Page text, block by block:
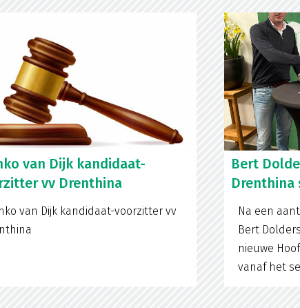
van Dijk kandidaat-
vv Drenthina
van Dijk kandidaat-voorzitter vv
Bert
Drenthina
Na een
Bert
nieuwe
vanaf het